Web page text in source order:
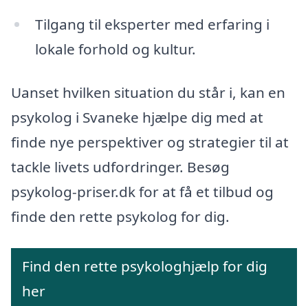
Tilgang til eksperter med erfaring i
lokale forhold og kultur.
Uanset hvilken situation du står i, kan en
psykolog i Svaneke hjælpe dig med at
finde nye perspektiver og strategier til at
tackle livets udfordringer. Besøg
psykolog-priser.dk for at få et tilbud og
finde den rette psykolog for dig.
Find den rette psykologhjælp for dig
her